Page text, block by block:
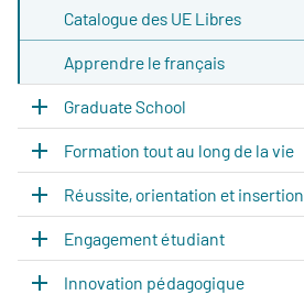
Catalogue des UE Libres
Apprendre le français
Graduate School
Formation tout au long de la vie
Réussite, orientation et insertion
Engagement étudiant
Innovation pédagogique